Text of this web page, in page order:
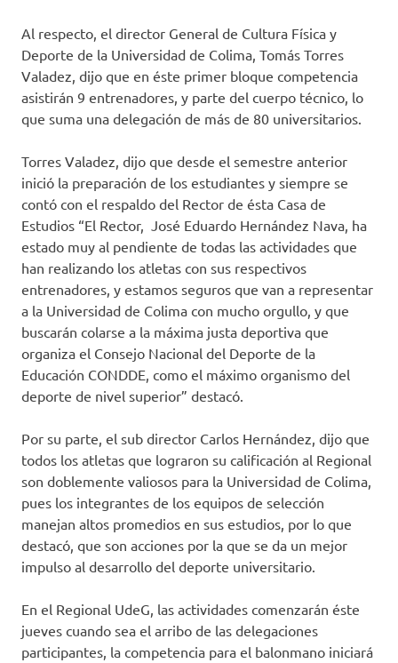
Al respecto, el director General de Cultura Física y
Deporte de la Universidad de Colima, Tomás Torres
Valadez, dijo que en éste primer bloque competencia
asistirán 9 entrenadores, y parte del cuerpo técnico, lo
que suma una delegación de más de 80 universitarios.
Torres Valadez, dijo que desde el semestre anterior
inició la preparación de los estudiantes y siempre se
contó con el respaldo del Rector de ésta Casa de
Estudios “El Rector, José Eduardo Hernández Nava, ha
estado muy al pendiente de todas las actividades que
han realizando los atletas con sus respectivos
entrenadores, y estamos seguros que van a representar
a la Universidad de Colima con mucho orgullo, y que
buscarán colarse a la máxima justa deportiva que
organiza el Consejo Nacional del Deporte de la
Educación CONDDE, como el máximo organismo del
deporte de nivel superior” destacó.
Por su parte, el sub director Carlos Hernández, dijo que
todos los atletas que lograron su calificación al Regional
son doblemente valiosos para la Universidad de Colima,
pues los integrantes de los equipos de selección
manejan altos promedios en sus estudios, por lo que
destacó, que son acciones por la que se da un mejor
impulso al desarrollo del deporte universitario.
En el Regional UdeG, las actividades comenzarán éste
jueves cuando sea el arribo de las delegaciones
participantes, la competencia para el balonmano iniciará